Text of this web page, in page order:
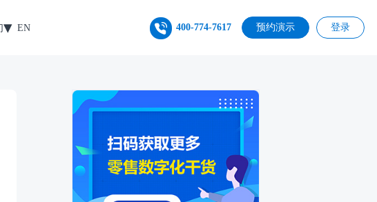
EN 400-774-7617 预约演示 登录